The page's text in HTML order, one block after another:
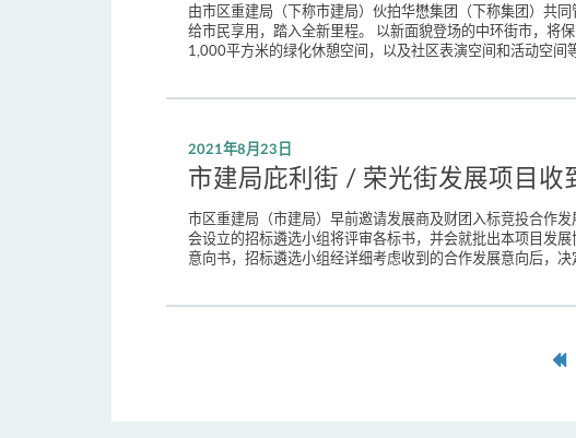
由市区重建局（下称市建局）伙拍华懋集团（下称集团）共
给市民享用，踏入全新里程。 以新面貌登场的中环街市，将
1,000平方米的绿化休憩空间，以及社区表演空间和活动空
2021年8月23日
市建局庇利街 / 荣光街发展项目收
市区重建局（市建局）早前邀请发展商及财团入标竞投合作
会设立的招标遴选小组将评审各标书，并会就批出本项目发
意向书，招标遴选小组经详细考虑收到的合作发展意向后，
第